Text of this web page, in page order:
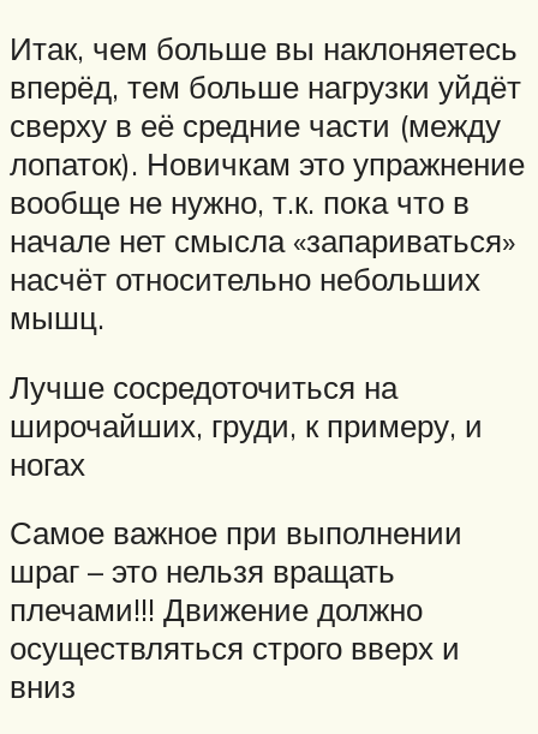
Итак, чем больше вы наклоняетесь
вперёд, тем больше нагрузки уйдёт
сверху в её средние части (между
лопаток). Новичкам это упражнение
вообще не нужно, т.к. пока что в
начале нет смысла «запариваться»
насчёт относительно небольших
мышц.
Лучше сосредоточиться на
широчайших, груди, к примеру, и
ногах
Самое важное при выполнении
шраг – это нельзя вращать
плечами!!! Движение должно
осуществляться строго вверх и
вниз